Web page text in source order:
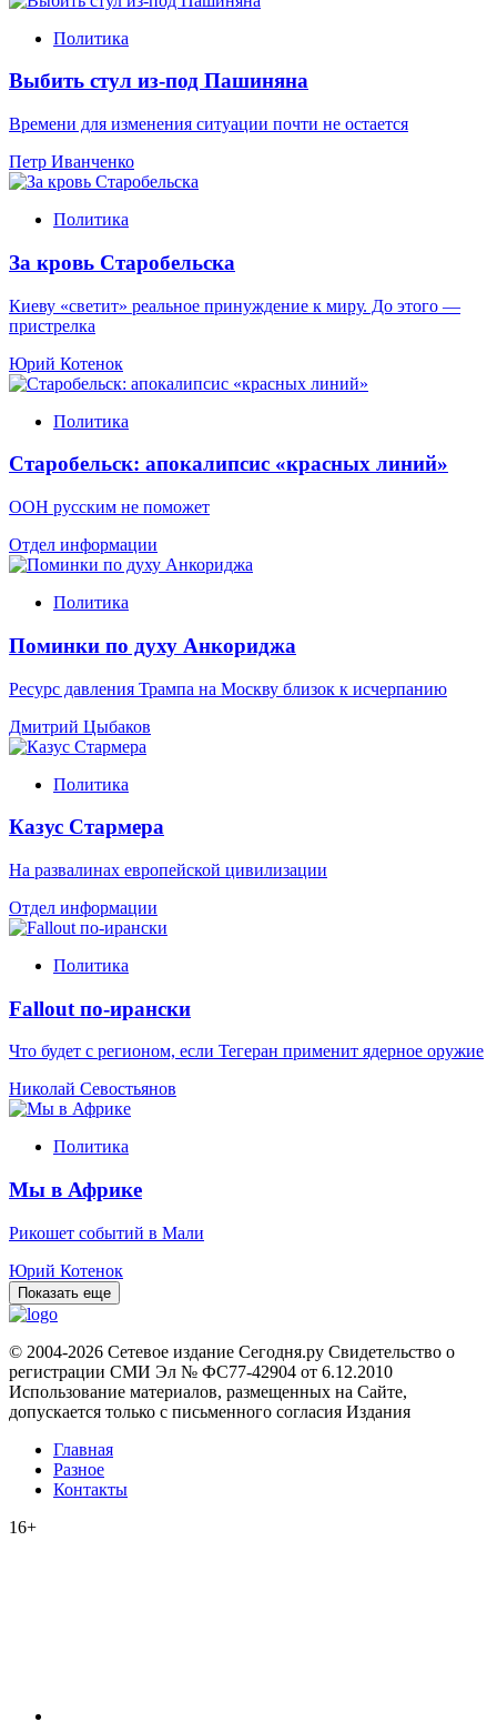
Политика
Выбить стул из-под Пашиняна
Времени для изменения ситуации почти не остается
Петр Иванченко
Политика
За кровь Старобельска
Киеву «светит» реальное принуждение к миру. До этого —
пристрелка
Юрий Котенок
Политика
Старобельск: апокалипсис «красных линий»
ООН русским не поможет
Отдел информации
Политика
Поминки по духу Анкориджа
Ресурс давления Трампа на Москву близок к исчерпанию
Дмитрий Цыбаков
Политика
Казус Стармера
На развалинах европейской цивилизации
Отдел информации
Политика
Fallout по-ирански
Что будет с регионом, если Тегеран применит ядерное оружие
Николай Севостьянов
Политика
Мы в Африке
Рикошет событий в Мали
Юрий Котенок
Показать еще
© 2004-2026 Сетевое издание Сегодня.ру Свидетельство о
регистрации СМИ Эл № ФС77-42904 от 6.12.2010
Использование материалов, размещенных на Сайте,
допускается только с письменного согласия Издания
Главная
Разное
Контакты
16+